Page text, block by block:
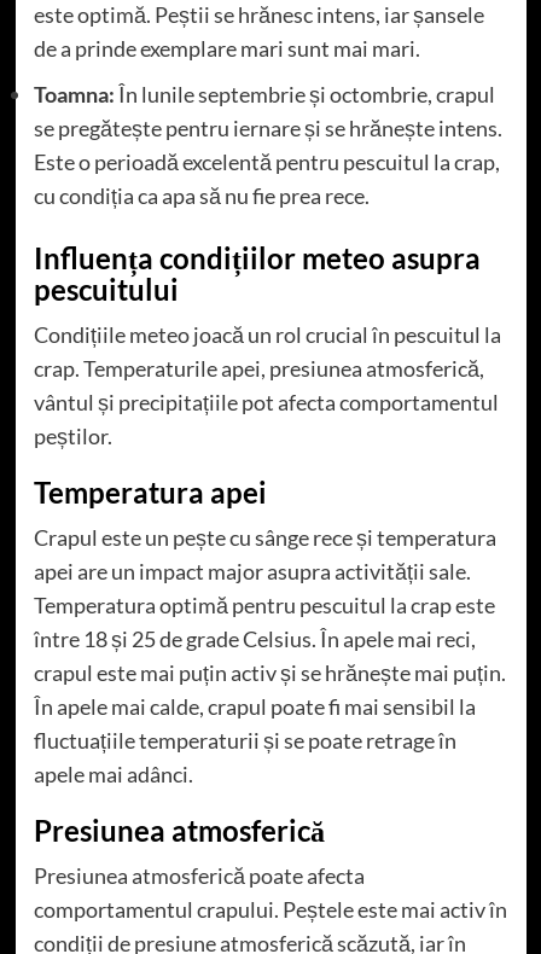
este optimă. Peștii se hrănesc intens, iar șansele
de a prinde exemplare mari sunt mai mari.
Toamna:În lunile septembrie și octombrie, crapul
se pregătește pentru iernare și se hrănește intens.
Este o perioadă excelentă pentru pescuitul la crap,
cu condiția ca apa să nu fie prea rece.
Influența condițiilor meteo asupra
pescuitului
Condițiile meteo joacă un rol crucial în pescuitul la
crap. Temperaturile apei, presiunea atmosferică,
vântul și precipitațiile pot afecta comportamentul
peștilor.
Temperatura apei
Crapul este un pește cu sânge rece și temperatura
apei are un impact major asupra activității sale.
Temperatura optimă pentru pescuitul la crap este
între 18 și 25 de grade Celsius. În apele mai reci,
crapul este mai puțin activ și se hrănește mai puțin.
În apele mai calde, crapul poate fi mai sensibil la
fluctuațiile temperaturii și se poate retrage în
apele mai adânci.
Presiunea atmosferică
Presiunea atmosferică poate afecta
comportamentul crapului. Peștele este mai activ în
condiții de presiune atmosferică scăzută, iar în